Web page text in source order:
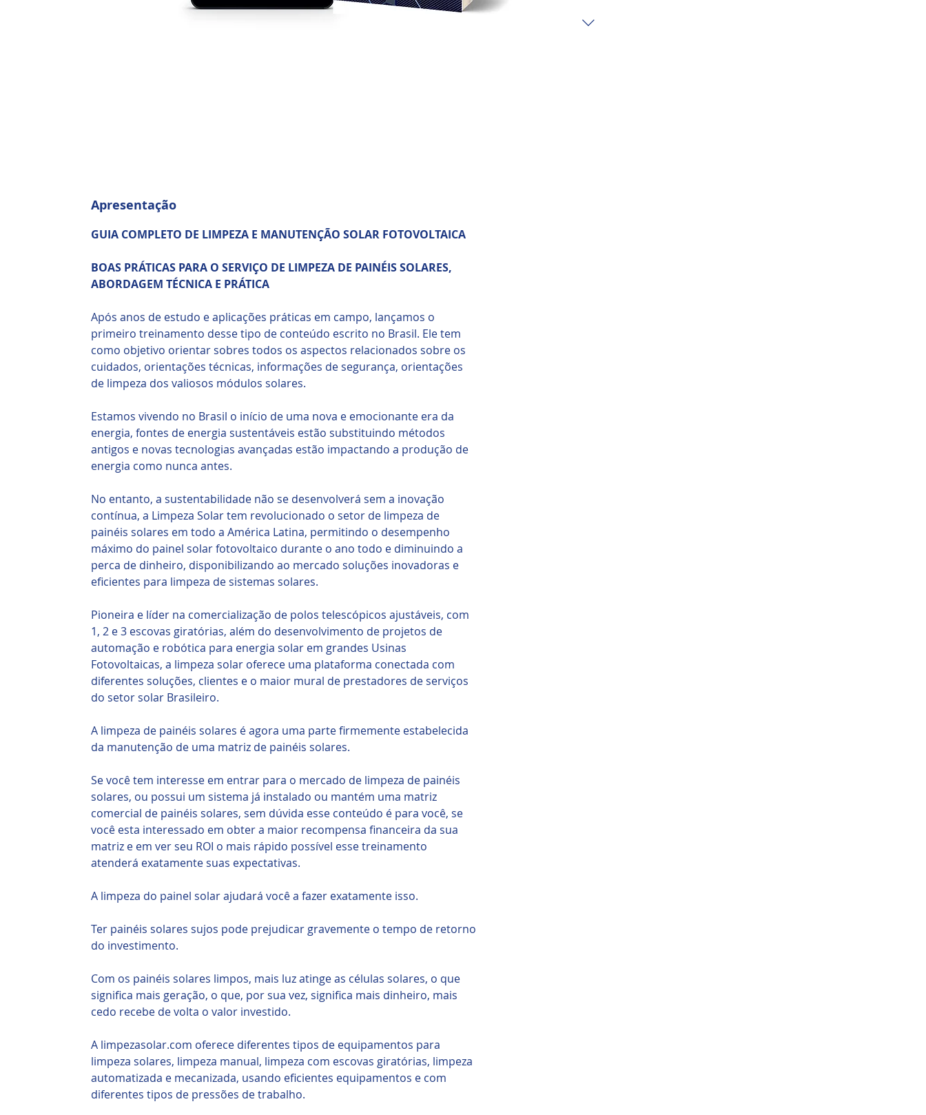
Apresentação
GUIA COMPLETO DE LIMPEZA E MANUTENÇÃO SOLAR FOTOVOLTAICA
BOAS PRÁTICAS PARA O SERVIÇO DE LIMPEZA DE PAINÉIS SOLARES,
ABORDAGEM TÉCNICA E PRÁTICA
Após anos de estudo e aplicações práticas em campo, lançamos o
primeiro treinamento desse tipo de conteúdo escrito no Brasil. Ele tem
como objetivo orientar sobres todos os aspectos relacionados sobre os
cuidados, orientações técnicas, informações de segurança, orientações
de limpeza dos valiosos módulos solares.
Estamos vivendo no Brasil o início de uma nova e emocionante era da
energia, fontes de energia sustentáveis ​​estão substituindo métodos
antigos e novas tecnologias avançadas estão impactando a produção de
energia como nunca antes.
No entanto, a sustentabilidade não se desenvolverá sem a inovação
contínua, a Limpeza Solar tem revolucionado o setor de limpeza de
painéis solares em todo a América Latina, permitindo o desempenho
máximo do painel solar fotovoltaico durante o ano todo e diminuindo a
perca de dinheiro, disponibilizando ao mercado soluções inovadoras e
eficientes para limpeza de sistemas solares.
Pioneira e líder na comercialização de polos telescópicos ajustáveis, com
1, 2 e 3 escovas giratórias, além do desenvolvimento de projetos de
automação e robótica para energia solar em grandes Usinas
Fotovoltaicas, a limpeza solar oferece uma plataforma conectada com
diferentes soluções, clientes e o maior mural de prestadores de serviços
do setor solar Brasileiro.
A limpeza de painéis solares é agora uma parte firmemente estabelecida
da manutenção de uma matriz de painéis solares.
Se você tem interesse em entrar para o mercado de limpeza de painéis
solares, ou possui um sistema já instalado ou mantém uma matriz
comercial de painéis solares, sem dúvida esse conteúdo é para você, se
você esta interessado em obter a maior recompensa financeira da sua
matriz e em ver seu ROI o mais rápido possível esse treinamento
atenderá exatamente suas expectativas.
A limpeza do painel solar ajudará você a fazer exatamente isso.
Ter painéis solares sujos pode prejudicar gravemente o tempo de retorno
do investimento.
Com os painéis solares limpos, mais luz atinge as células solares, o que
significa mais geração, o que, por sua vez, significa mais dinheiro, mais
cedo recebe de volta o valor investido.
A limpezasolar.com oferece diferentes tipos de equipamentos para
limpeza solares, limpeza manual, limpeza com escovas giratórias, limpeza
automatizada e mecanizada, usando eficientes equipamentos e com
diferentes tipos de pressões de trabalho.